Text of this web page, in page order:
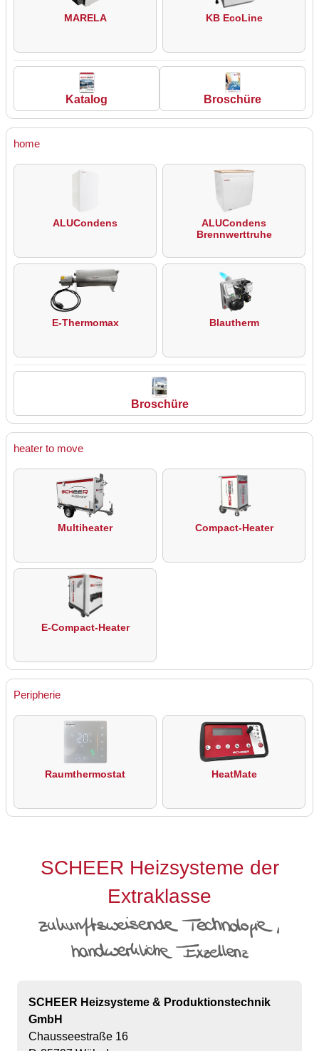
MARELA KB EcoLine
Katalog Broschüre
home
ALUCondens
ALUCondens
Brennwerttruhe
E-Thermomax Blautherm
Broschüre
heater to move
Multiheater Compact-Heater
E-Compact-Heater
Peripherie
Raumthermostat HeatMate
SCHEER Heizsysteme der
Extraklasse
SCHEER Heizsysteme & Produktionstechnik
GmbH
Chausseestraße 16